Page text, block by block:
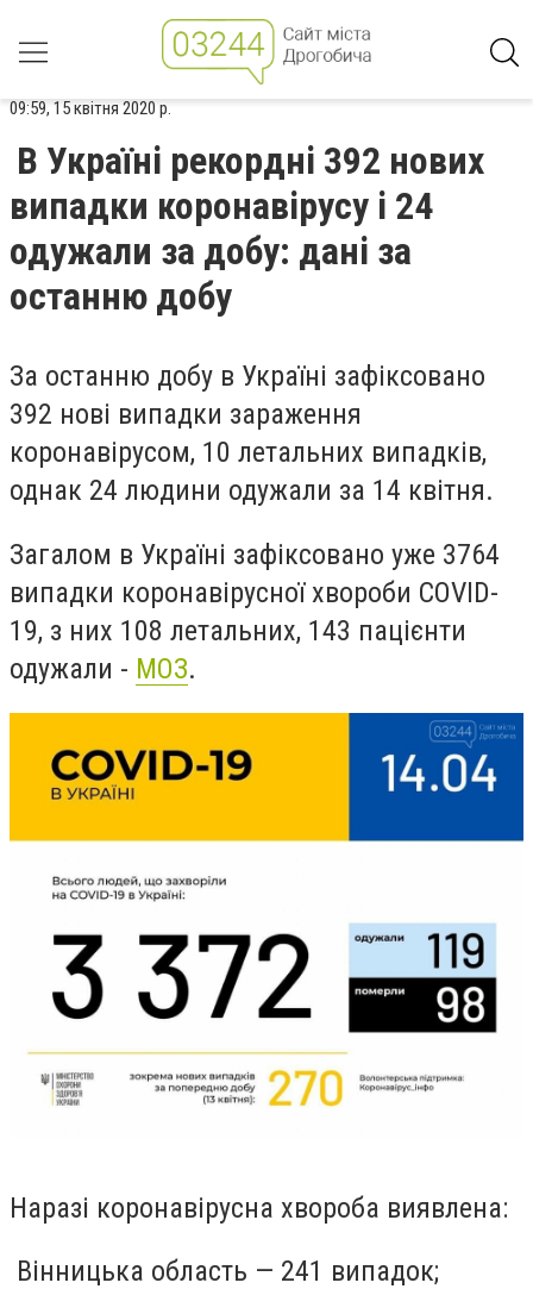
09:59, 15 квітня 2020 р.
В Україні рекордні 392 нових
випадки коронавірусу і 24
одужали за добу: дані за
останню добу
За останню добу в Україні зафіксовано
392 нові випадки зараження
коронавірусом, 10 летальних випадків,
однак 24 людини одужали за 14 квітня.
Загалом в Україні зафіксовано уже 3764
випадки коронавірусної хвороби COVID-
19, з них 108 летальних, 143 пацієнти
одужали - МОЗ.
Наразі коронавірусна хвороба виявлена:
Вінницька область — 241 випадок;